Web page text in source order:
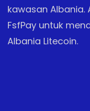
kawasan Albania.
FsfPay untuk
Albania Litecoin.